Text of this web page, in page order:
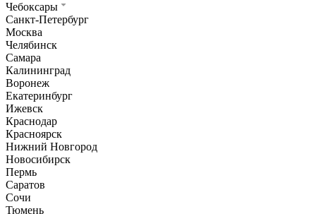
Чебоксары
Санкт-Петербург
Москва
Челябинск
Самара
Калининград
Воронеж
Екатеринбург
Ижевск
Краснодар
Красноярск
Нижний Новгород
Новосибирск
Пермь
Саратов
Сочи
Тюмень